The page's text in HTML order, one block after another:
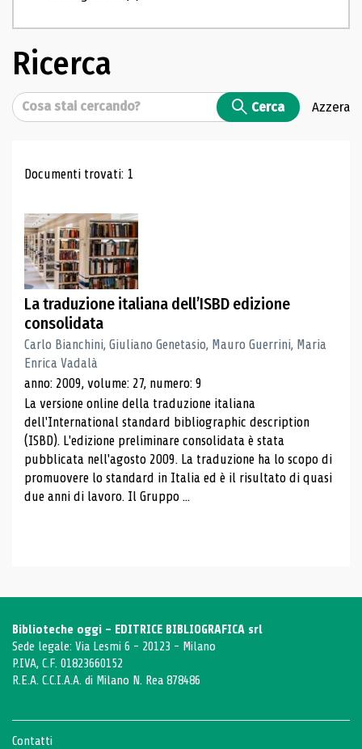
Ricerca
Cerca Cerca Azzera
Risultati di ricerca
Documenti trovati: 1
La traduzione italiana dell’ISBD edizione
consolidata
Carlo Bianchini, Giuliano Genetasio, Mauro Guerrini, Maria
Enrica Vadalà
anno: 2009, volume: 27, numero: 9
La versione online della traduzione italiana
dell'International standard bibliographic description
(ISBD). L'edizione preliminare consolidata è stata
pubblicata nell'agosto 2009. La traduzione ha lo scopo di
promuovere lo standard in Italia ed è il risultato di quasi
due anni di lavoro. Il Gruppo ...
Biblioteche oggi - EDITRICE BIBLIOGRAFICA srl
Sede legale: Via Lesmi 6 - 20123 - Milano
P.IVA, C.F. 01823660152
R.E.A. C.C.I.A.A. di Milano N. Rea 878486
Contatti